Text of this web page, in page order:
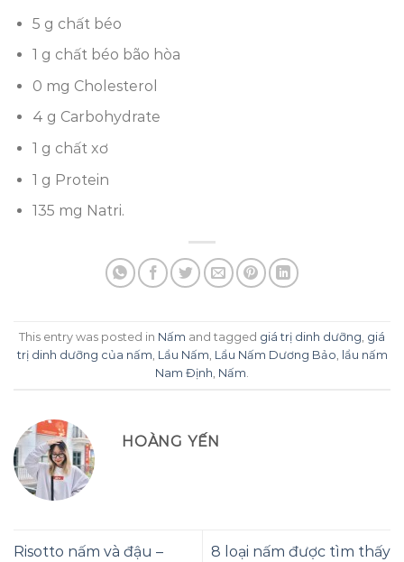
5 g chất béo
1 g chất béo bão hòa
0 mg Cholesterol
4 g Carbohydrate
1 g chất xơ
1 g Protein
135 mg Natri.
This entry was posted in Nấm and tagged giá trị dinh dưỡng giá
trị dinh dưỡng của nấm Lẩu Nấm Lẩu Nấm Dương Bảo lẩu nấm
Nam Định Nấm
HOÀNG YẾN
Risotto nấm và đậu –
8 loại nấm được tìm thấy